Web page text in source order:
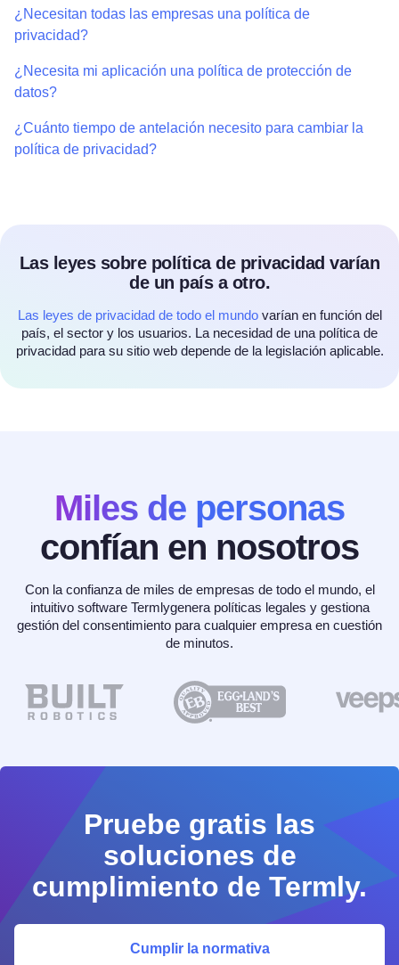
¿Necesitan todas las empresas una política de
privacidad?
¿Necesita mi aplicación una política de protección de
datos?
¿Cuánto tiempo de antelación necesito para cambiar la
política de privacidad?
Las leyes sobre política de privacidad varían
de un país a otro.
Las leyes de privacidad de todo el mundovarían en función del
país, el sector y los usuarios. La necesidad de una política de
privacidad para su sitio web depende de la legislación aplicable.
Miles de personas
confían en nosotros
Con la confianza de miles de empresas de todo el mundo, el
intuitivo software Termlygenera políticas legales y gestiona
gestión del consentimiento para cualquier empresa en cuestión
de minutos.
Pruebe gratis las
soluciones de
cumplimiento de Termly.
Cumplir la normativa